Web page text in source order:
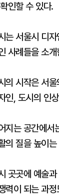
인할 수 있다.
는 서울시 디
사례들을 소개
의 시작은 서
인, 도시의 인
지는 공간에서
의 질을 높이
곳곳에 예술
력이 되는 과